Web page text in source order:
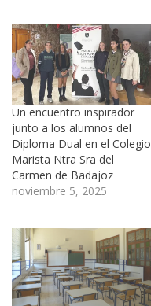
Un encuentro inspirador
junto a los alumnos del
Diploma Dual en el Colegio
Marista Ntra Sra del
Carmen de Badajoz
noviembre 5, 2025